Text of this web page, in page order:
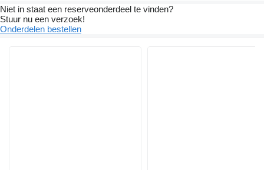
Niet in staat een reserveonderdeel te vinden?
Stuur nu een verzoek!
Onderdelen bestellen